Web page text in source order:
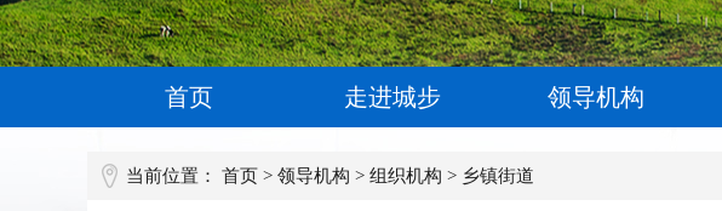
首页 走进城步 领导机构
当前位置： 首页 > 领导机构 > 组织机构 > 乡镇街道